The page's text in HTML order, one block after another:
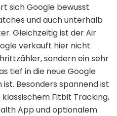
sich Google bewusst
und auch unterhalb
Gleichzeitig ist der Air
verkauft hier nicht
sondern ein sehr
tief in die neue Google
Besonders spannend ist
Fitbit Tracking,
App und optionalem